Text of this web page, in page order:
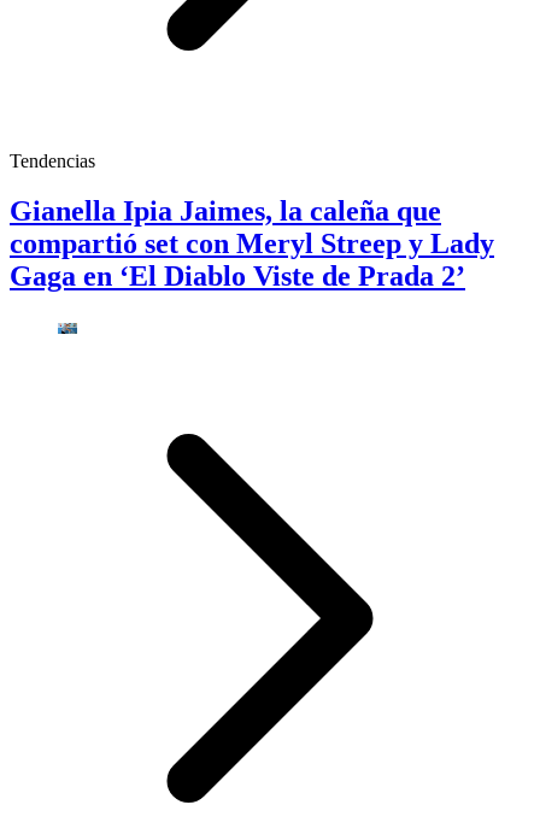
Tendencias
Gianella Ipia Jaimes, la caleña que
compartió set con Meryl Streep y Lady
Gaga en ‘El Diablo Viste de Prada 2’